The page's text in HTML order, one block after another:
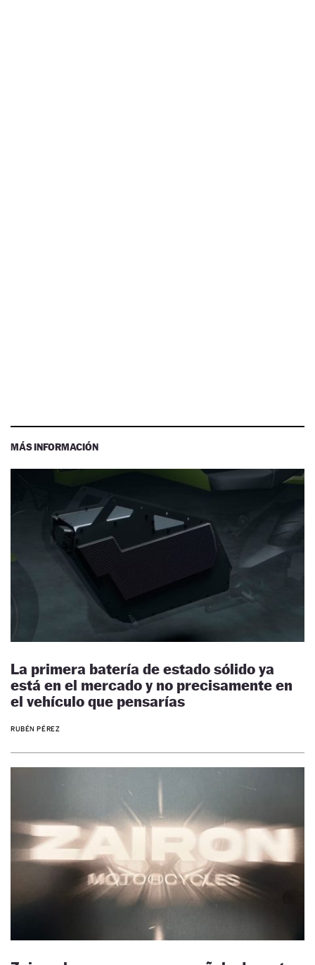
MÁS INFORMACIÓN
La primera batería de estado sólido ya
está en el mercado y no precisamente en
el vehículo que pensarías
RUBÉN PÉREZ